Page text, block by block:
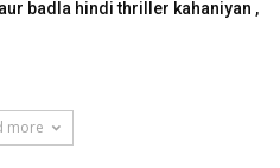
badla hindi thriller kahaniyan ,
more